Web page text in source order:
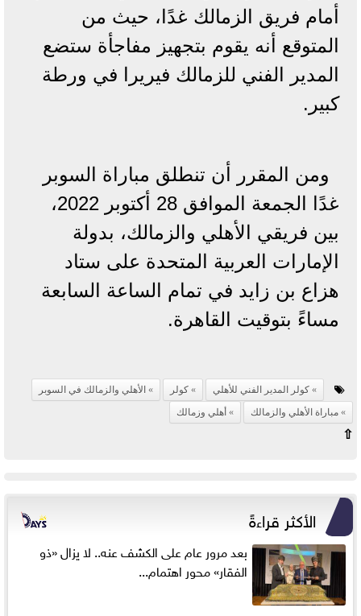
أمام فريق الزمالك غدًا، حيث من
المتوقع أنه يقوم بتجهيز مفاجأة ستضع
المدير الفني للزمالك فيريرا في ورطة
كبير.
ومن المقرر أن تنطلق مباراة السوبر
غدًا الجمعة الموافق 28 أكتوبر 2022،
بين فريقي الأهلي والزمالك، بدولة
الإمارات العربية المتحدة على ستاد
هزاع بن زايد في تمام الساعة السابعة
مساءً بتوقيت القاهرة.
كولر المدير الفني للأهلي كولر
الأهلي والزمالك في السوبر
مباراة الأهلي والزمالك
أهلي وزمالك
⇧
الأكثر قراءةً
بعد مرور عام على الكشف عنه.. لا يزال «ذو
الفقار» محور اهتمام...